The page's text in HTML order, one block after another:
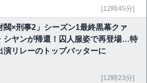
[12時45分]
閥×刑事2」シーズン1最終黒幕クァ
シヤンが帰還！囚人服姿で再登場…特
演リレーのトップバッターに
[12時23分]